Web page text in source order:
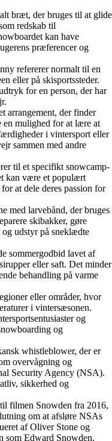
bræt, der bruges til at glide
redskab til
kan have
præferencer og
refererer normalt til en
eller på skisportssteder.
for en person, der har
arrangement, der finder
en mulighed for at lære at
i vintersport eller
sammen med andre
til et specifikt snowcamp-
kan være et populært
at dele deres passion for
med larvebånd, der bruges
skibakker, gøre
udstyr på sneklædte
sommergodbid lavet af
eller saft. Det minder
behandling på varme
eller områder, hvor
i vintersæsonen.
og
og
whistleblower, der er
overvågning og
Security Agency (NSA).
sikkerhed og
filmen Snowden fra 2016,
om at afsløre NSAs
af Oliver Stone og
som Edward Snowden.